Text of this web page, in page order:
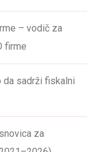
– vodič za
firme
da sadrži fiskalni
za